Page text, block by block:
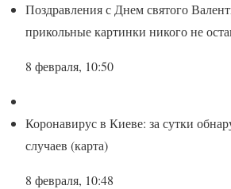
Поздравления с Днем святого
прикольные картинки никого не
8 февраля, 10:50
Коронавирус в Киеве: за сутки
случаев (карта)
8 февраля, 10:48